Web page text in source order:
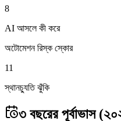
8
AI আসলে কী করে
অটোমেশন রিস্ক স্কোর
11
স্থানচ্যুতি ঝুঁকি
৩ বছরের পূর্বাভাস